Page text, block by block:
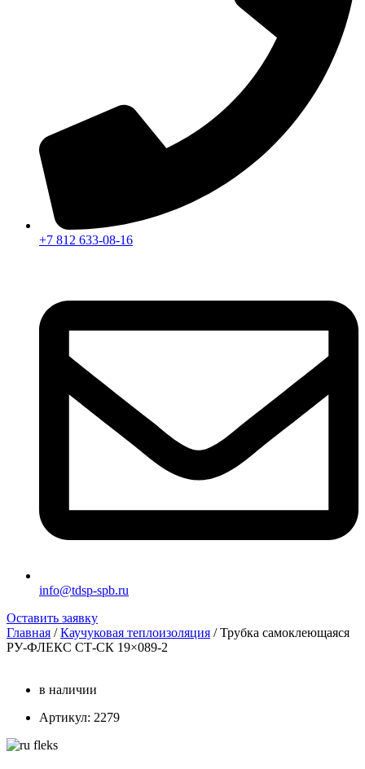
+7 812 633-08-16
info@tdsp-spb.ru
Оставить заявку
Главная /Каучуковая теплоизоляция / Трубка самоклеющаяся
РУ-ФЛЕКС СТ-СК 19×089-2
в наличии
Артикул: 2279